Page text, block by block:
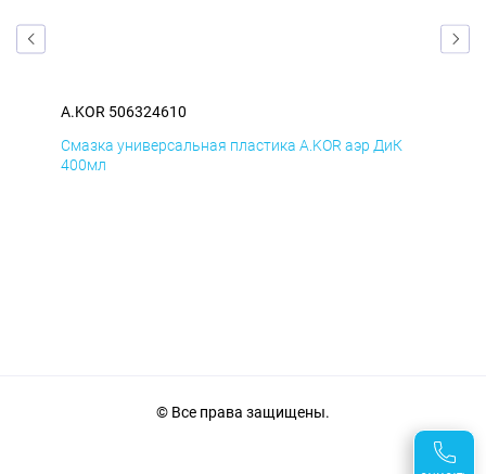
A.KOR 506324610
Смазка универсальная пластика A.KOR аэр ДиК
400мл
© Все права защищены.